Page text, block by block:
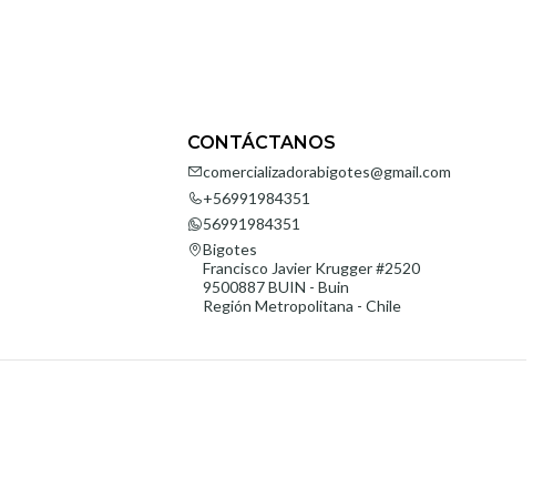
CONTÁCTANOS
comercializadorabigotes@gmail.com
+56991984351
56991984351
Bigotes
Francisco Javier Krugger #2520
9500887 BUIN - Buin
Región Metropolitana - Chile